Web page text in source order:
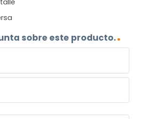
sobre este producto.